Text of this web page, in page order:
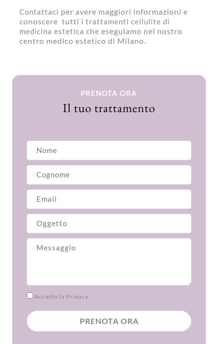
Contattaci per avere maggiori informazioni e
conoscere tutti i trattamenti cellulite di
medicina estetica che eseguiamo nel nostro
centro medico estetico di Milano.
PRENOTA ORA
Il tuo trattamento
Accetto la Privacy.